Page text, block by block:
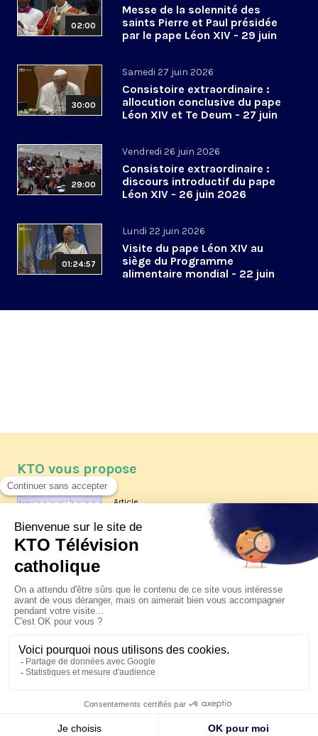
02:00
Messe de la solennité des
saints Pierre et Paul présidée
par le pape Léon XIV - 29 juin
30:00
Samedi 27 juin 2026
Consistoire extraordinaire :
allocution conclusive du pape
Léon XIV et Te Deum - 27 juin
29:00
Vendredi 26 juin 2026
Consistoire extraordinaire :
discours introductif du pape
Léon XIV - 26 juin 2026
01:24:57
Lundi 22 juin 2026
Visite du pape Léon XIV au
siège du Programme
alimentaire mondial - 22 juin
KTO vous propose
Article
Les reportages d'été 2026 de KTO
La visite pastorale du pape Léon
XIV à Assise à suivre sur KTO le
jeudi 6 août
Le pape en Uruguay, Argentine et
Pérou du 6 au 17 novembre 2026
© KTO 2026 — Mentions légales